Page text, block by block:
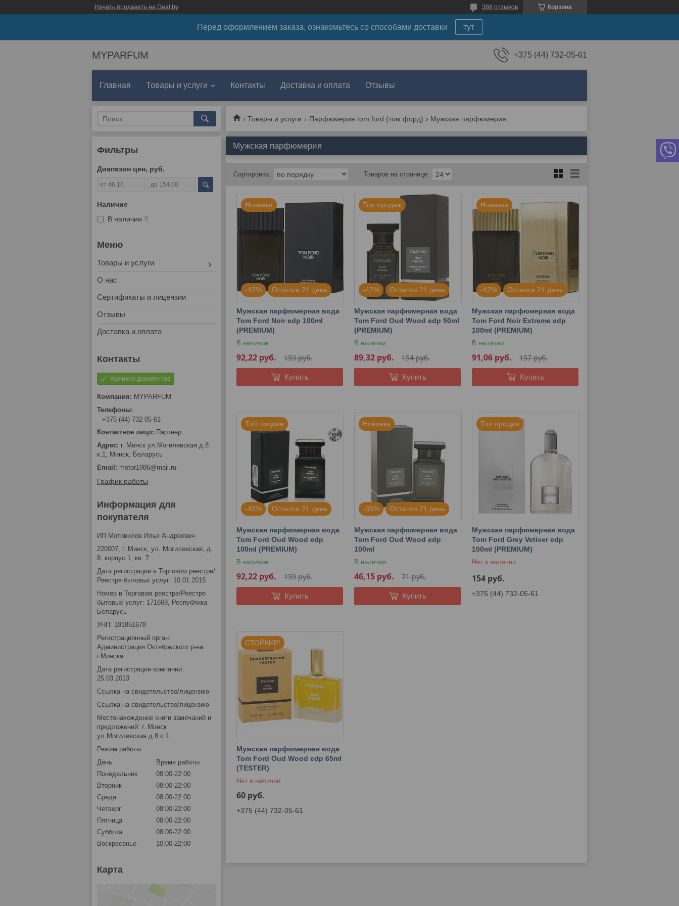
Начать продавать на Deal.by Корзина
388 отзывов
Перед оформлением заказа, ознакомьтесь со способами доставки тут
MYPARFUM +375 (44) 732-05-61
Главная Товары и услуги Контакты Доставка и оплата Отзывы
Товары и услуги Парфюмерия tom ford (том форд) Мужская парфюмерия
Мужская парфюмерия
Новинка
-42% Остался 21 день
Мужская парфюмерная вода
Tom Ford Noir edp 100ml
(PREMIUM)
В наличии
159руб.
92,22 руб.
Купить
Топ продаж
-42% Остался 21 день
Мужская парфюмерная вода
Tom Ford Oud Wood edp 50ml
(PREMIUM)
В наличии
154руб.
89,32 руб.
Купить
Новинка
-42% Остался 21 день
Мужская парфюмерная вода
Tom Ford Noir Extreme edp
100ml (PREMIUM)
В наличии
157руб.
91,06 руб.
Купить
Топ продаж
-42% Остался 21 день
Мужская парфюмерная вода
Tom Ford Oud Wood edp
100ml (PREMIUM)
В наличии
159руб.
92,22 руб.
Купить
Новинка
-35% Остался 21 день
Мужская парфюмерная вода
Tom Ford Oud Wood edp
100ml
В наличии
71руб.
46,15 руб.
Купить
Топ продаж
Мужская парфюмерная вода
Tom Ford Grey Vetiver edp
100ml (PREMIUM)
Нет в наличии
154 руб.
+375 (44) 732-05-61
СТОЙКИЕ!
Мужская парфюмерная вода
Tom Ford Oud Wood edp 65ml
(TESTER)
Нет в наличии
60 руб.
+375 (44) 732-05-61
Фильтры
Диапазон цен, руб.
Наличие
В наличии 5
Товары и услуги
О нас
Сертификаты и лицензии
Отзывы
Доставка и оплата
Наличие документов
MYPARFUM
+375 (44) 732-05-61
Партнер
г..Минск ул.Могилевская д.8
к.1, Минск, Беларусь
motor1986@mail.ru
График работы
Информация для
покупателя
ИП Мотовилов Илья Андреевич
220007, г. Минск, ул. Могилевская, д.
8, корпус 1, кв. 7
Дата регистрации в Торговом реестре/
Реестре бытовых услуг: 10.01.2015
Номер в Торговом реестре/Реестре
бытовых услуг: 171669, Республика
Беларусь
УНП: 191851678
Регистрационный орган:
Администрация Октябрьского р-на
г.Минска
Дата регистрации компании:
25.03.2013
Ссылка на свидетельство/лицензию
Ссылка на свидетельство/лицензию
Местонахождение книги замечаний и
предложений: г..Минск
ул.Могилевская д.8 к.1
Режим работы:
День
Время работы
Понедельник
08:00-22:00
Вторник
08:00-22:00
Среда
08:00-22:00
Четверг
08:00-22:00
Пятница
08:00-22:00
Суббота
08:00-22:00
Воскресенье
10:00-22:00
Карта